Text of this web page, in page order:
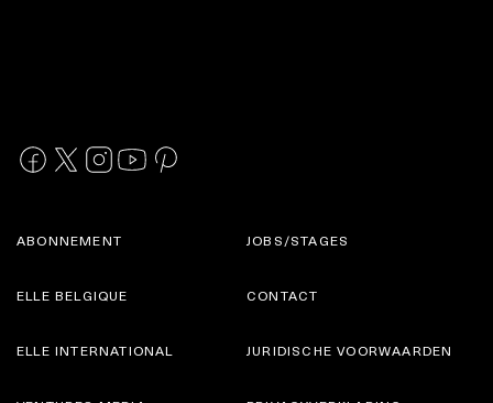
ABONNEMENT
ELLE BELGIQUE
JOBS/STAGES
CONTACT
ELLE INTERNATIONAL JURIDISCHE VOORWAARDEN